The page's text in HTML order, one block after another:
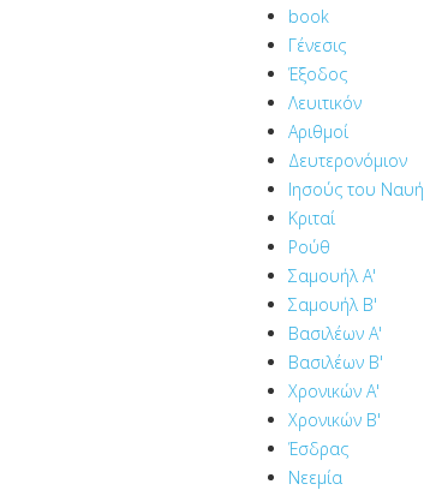
book
Γένεσις
Έξοδος
Λευιτικόν
Αριθμοί
Δευτερονόμιον
Ιησούς του Ναυή
Κριταί
Ρούθ
Σαμουήλ Α'
Σαμουήλ Β'
Βασιλέων Α'
Βασιλέων Β'
Χρονικών Α'
Χρονικών Β'
Έσδρας
Νεεμία